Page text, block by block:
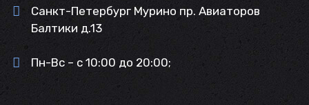
Санкт-Петербург Мурино пр. Авиаторов
Балтики д.13
Пн-Вс – с 10:00 до 20:00;